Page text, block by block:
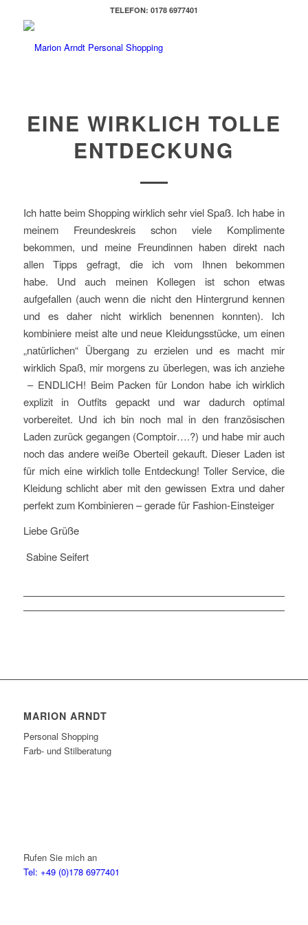
TELEFON: 0178 6977401
EINE WIRKLICH TOLLE
ENTDECKUNG
Ich hatte beim Shopping wirklich sehr viel Spaß. Ich habe in
meinem Freundeskreis schon viele Komplimente
bekommen, und meine Freundinnen haben direkt nach
allen Tipps gefragt, die ich vom Ihnen bekommen
habe. Und auch meinen Kollegen ist schon etwas
aufgefallen (auch wenn die nicht den Hintergrund kennen
und es daher nicht wirklich benennen konnten). Ich
kombiniere meist alte und neue Kleidungsstücke, um einen
„natürlichen“ Übergang zu erzielen und es macht mir
wirklich Spaß, mir morgens zu überlegen, was ich anziehe
– ENDLICH! Beim Packen für London habe ich wirklich
explizit in Outfits gepackt und war dadurch optimal
vorbereitet. Und ich bin noch mal in den französischen
Laden zurück gegangen (Comptoir….?) und habe mir auch
noch das andere weiße Oberteil gekauft. Dieser Laden ist
für mich eine wirklich tolle Entdeckung! Toller Service, die
Kleidung schlicht aber mit den gewissen Extra und daher
perfekt zum Kombinieren – gerade für Fashion-Einsteiger
Liebe Grüße
Sabine Seifert
MARION ARNDT
Personal Shopping
Farb- und Stilberatung
Rufen Sie mich an
Tel: +49 (0)178 6977401